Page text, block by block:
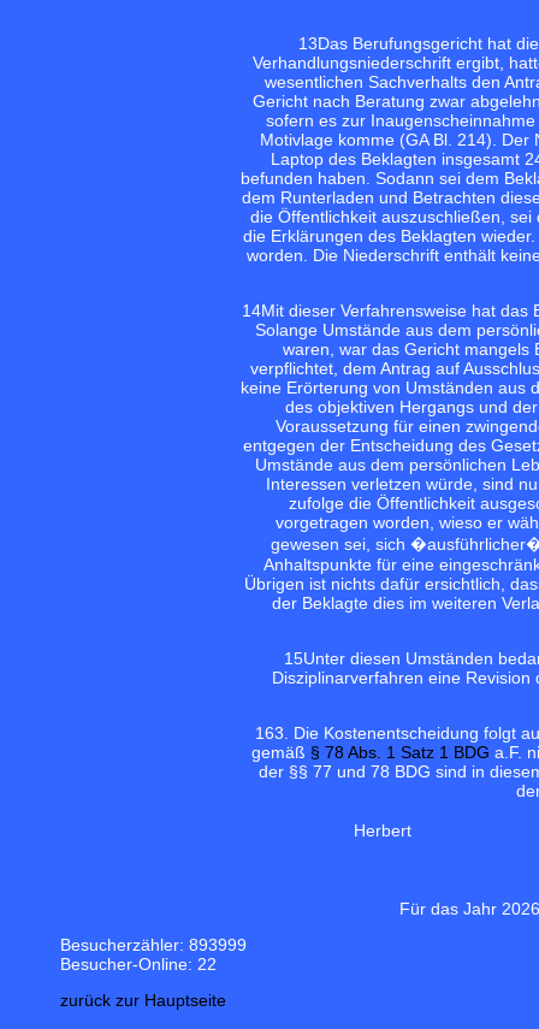
13Das Berufungsgericht hat
Verhandlungsniederschrift ergibt,
wesentlichen Sachverhalts den
Gericht nach Beratung zwar
sofern es zur
Motivlage komme (GA Bl. 214).
Laptop des Beklagten insgesamt
befunden haben. Sodann sei dem
dem Runterladen und Betrachten
die Öffentlichkeit auszuschließen,
die Erklärungen des Beklagten
worden. Die Niederschrift enthält
14Mit dieser Verfahrensweise hat das
Solange Umstände aus dem
waren, war das Gericht
verpflichtet, dem Antrag auf
keine Erörterung von Umständen aus
des objektiven Hergangs und
Voraussetzung für einen
entgegen der Entscheidung des
Umstände aus dem persönlichen
Interessen verletzen würde, sind
zufolge die Öffentlichkeit
vorgetragen worden, wieso er
gewesen sei, sich
Anhaltspunkte für eine
Übrigen ist nichts dafür ersichtlich,
der Beklagte dies im weiteren
15Unter diesen Umständen
Disziplinarverfahren eine
163. Die Kostenentscheidung folgt
gemäß § 78 Abs. 1 Satz 1 BDG a.F.
der §§ 77 und 78 BDG sind in
Herbert
Für das Jahr
Besucherzähler: 893999
Besucher-Online: 22
zurück zur Hauptseite